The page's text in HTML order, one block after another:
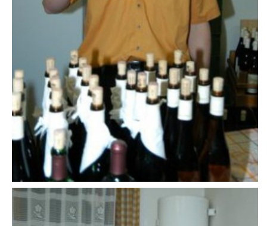
hasici.havlovice@seznam.cz
© 2026 eStránky.cz | | | Aktualizováno: 14. 6. 2026|
Nahoru ↑